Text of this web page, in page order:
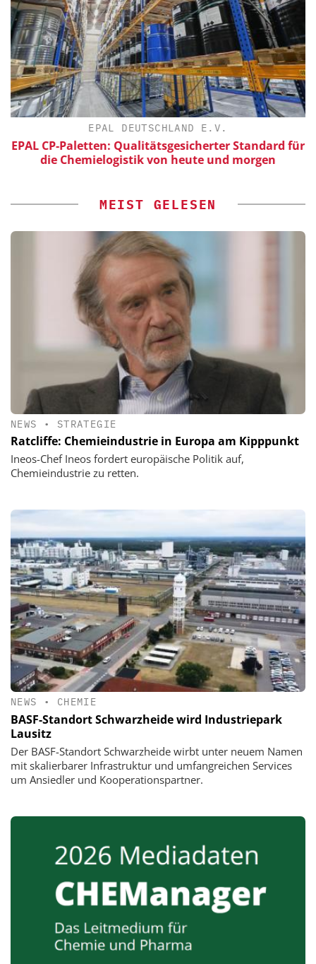
EPAL DEUTSCHLAND E.V.
EPAL CP-Paletten: Qualitätsgesicherter Standard für
die Chemielogistik von heute und morgen
MEIST GELESEN
NEWS • STRATEGIE
Ratcliffe: Chemieindustrie in Europa am Kipppunkt
Ineos-Chef Ineos fordert europäische Politik auf,
Chemieindustrie zu retten.
NEWS • CHEMIE
BASF-Standort Schwarzheide wird Industriepark
Lausitz
Der BASF-Standort Schwarzheide wirbt unter neuem Namen
mit skalierbarer Infrastruktur und umfangreichen Services
um Ansiedler und Kooperationspartner.